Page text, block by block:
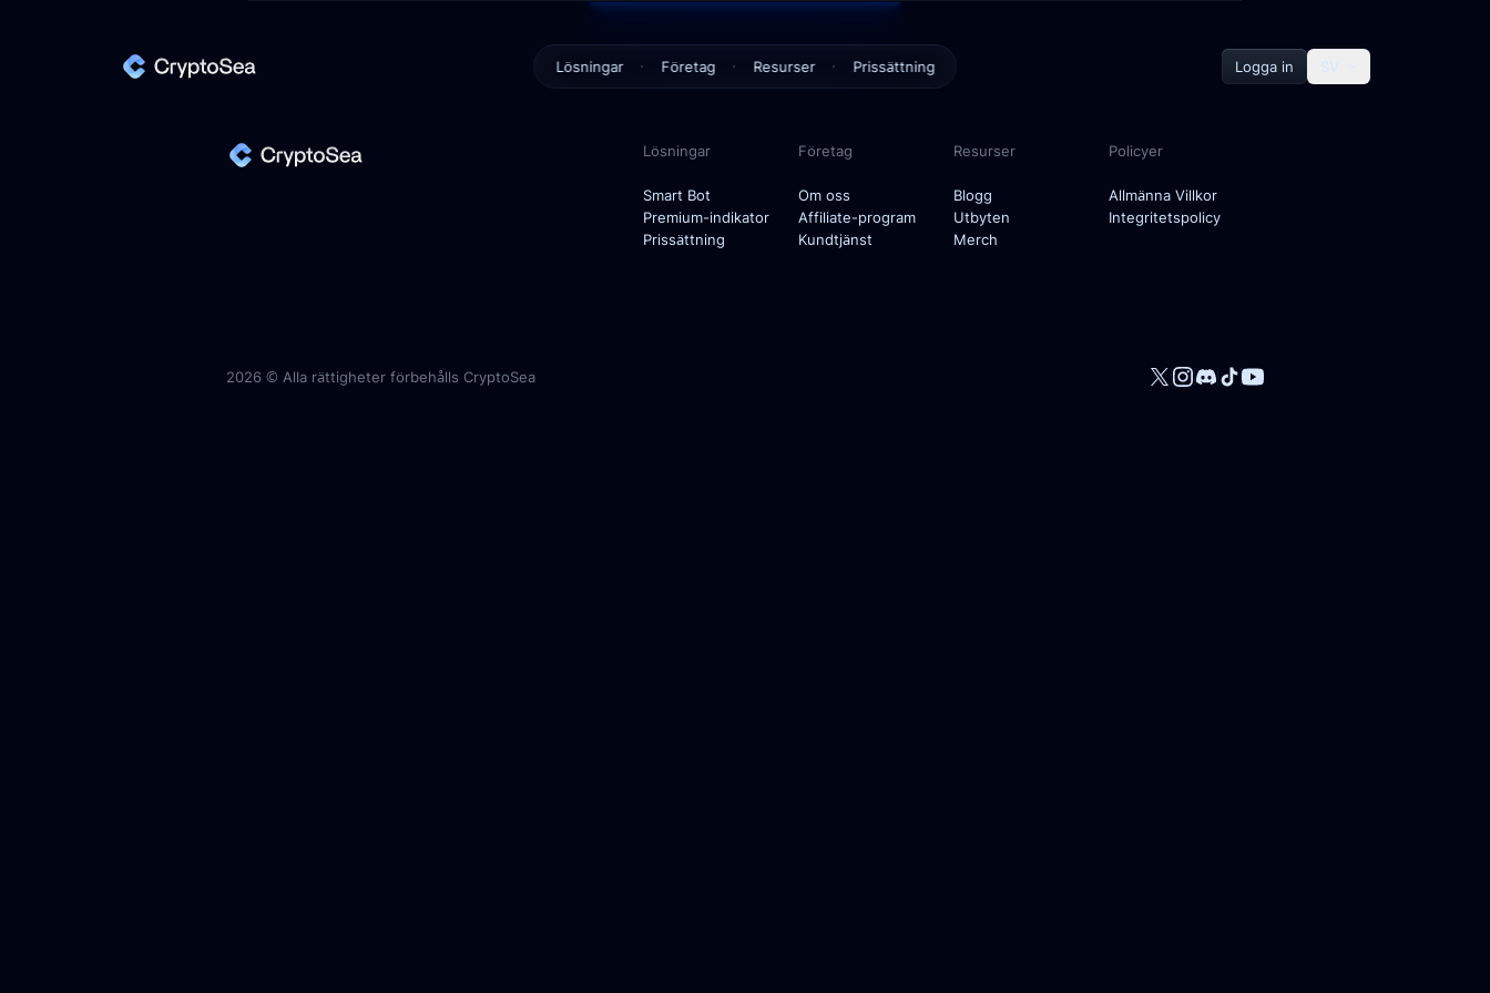
Logga in SV
Lösningar Företag
Kundtjänst
Resurser
Merch
Prissättning
Lösningar
Smart Bot
Premium-indikator
Prissättning
Företag
Om oss
Affiliate-program
Kundtjänst
Resurser
Blogg
Utbyten
Merch
Policyer
Allmänna Villkor
Integritetspolicy
2026 © Alla rättigheter förbehålls CryptoSea